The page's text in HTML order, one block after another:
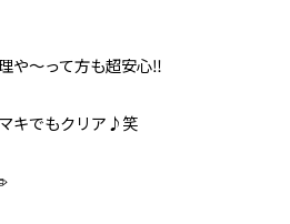
や〜って方も超安心‼️
キでもクリア♪笑